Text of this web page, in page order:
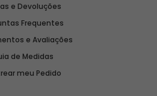
e Devoluções
Frequentes
e Avaliações
de Medidas
meu Pedido